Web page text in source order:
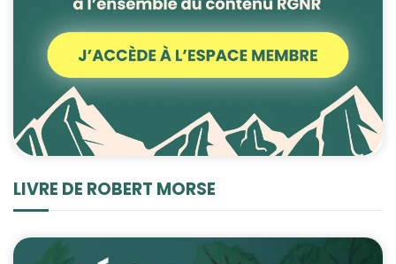
LIVRE DE ROBERT MORSE